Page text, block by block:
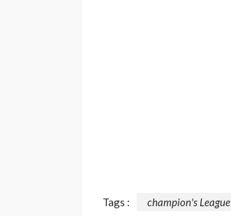
Tags : champion's League